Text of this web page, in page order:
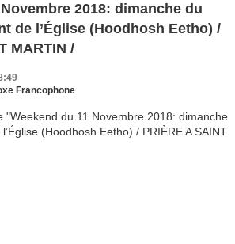
2018: dimanche du
de l’Église (Hoodhosh Eetho) /
MARTIN /
Francophone